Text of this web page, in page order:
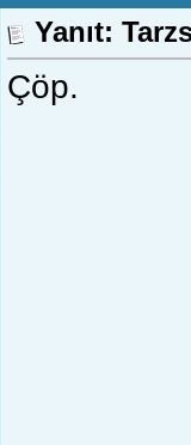
Yanıt:
Çöp.